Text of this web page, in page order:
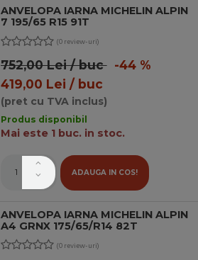
ANVELOPA IARNA MICHELIN ALPIN
7 195/65 R15 91T
(0 review-uri)
752,00 Lei / buc-44 %
419,00 Lei / buc
(pret cu TVA inclus)
Produs disponibil
Mai este 1 buc. in stoc.
ADAUGA IN COS!
ANVELOPA IARNA MICHELIN ALPIN
A4 GRNX 175/65/R14 82T
(0 review-uri)